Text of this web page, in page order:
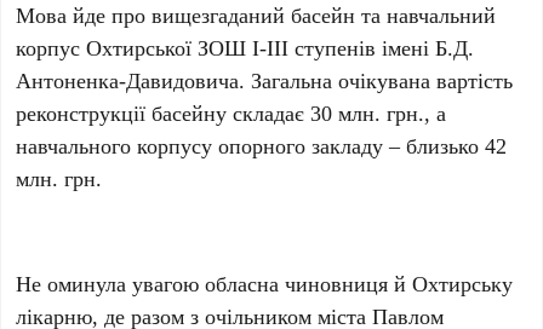
Мова йде про вищезгаданий басейн та навчальний
корпус Охтирської ЗОШ І-ІІІ ступенів імені Б.Д.
Антоненка-Давидовича. Загальна очікувана вартість
реконструкції басейну складає 30 млн. грн., а
навчального корпусу опорного закладу – близько 42
млн. грн.
Не оминула увагою обласна чиновниця й Охтирську
лікарню, де разом з очільником міста Павлом